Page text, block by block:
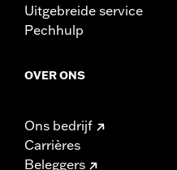
Uitgebreide service
Pechhulp
OVER ONS
Ons bedrijf
Carrières
Beleggers